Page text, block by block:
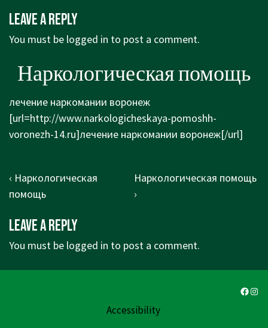
Leave a Reply
You must be logged in to post a comment.
Наркологическая помощь
лечение наркомании воронеж
[url=http://www.narkologicheskaya-pomoshh-
voronezh-14.ru]лечение наркомании воронеж[/url]
Post
navigation
Previous
Post
‹ Наркологическая
помощь
Next
Post
Наркологическая помощь
›
Leave a Reply
You must be logged in to post a comment.
Accessibility